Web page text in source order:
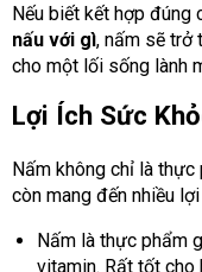
Nếu biết kết hợp đúng
nấu với gì, nấm sẽ trở
cho một lối sống lành
Lợi Ích Sức
Nấm không chỉ là
còn mang đến nhiều
Nấm là thực phẩm
vitamin. Rất tốt cho